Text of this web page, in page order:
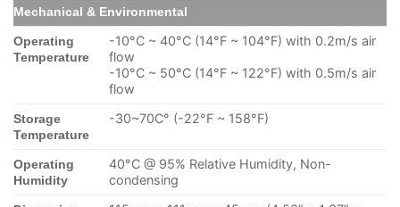
Mechanical & Environmental
Operating
Temperature
-10°C ~ 40°C (14°F ~ 104°F) with 0.2m/s air
flow
-10°C ~ 50°C (14°F ~ 122°F) with 0.5m/s air
flow
Storage
Temperature
-30~70C° (-22°F ~ 158°F)
Operating
Humidity
40°C @ 95% Relative Humidity, Non-
condensing